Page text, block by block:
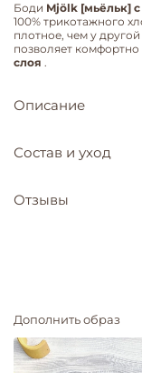
Боди Mjölk [мьёльк]
100% трикотажного
плотное, чем у
позволяет комфортно
слоя .
Описание
Состав и уход
Отзывы
Дополнить образ